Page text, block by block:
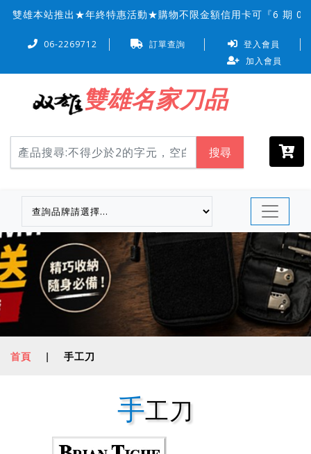
雄本站推出★年終特惠活動★購物不限金額信用卡可『6 期 0 率
06-2269712 訂單查詢
登入會員
加入會員
雙雄名家刀品
搜尋
首頁 | 手工刀
手工刀